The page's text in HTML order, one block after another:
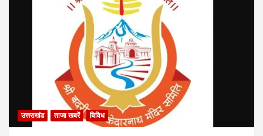
उत्तराखंड ताजा खबरें विविध